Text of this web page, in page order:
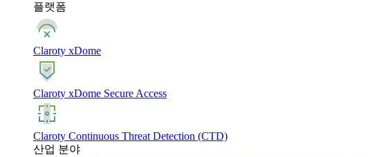
플랫폼
Claroty xDome
Claroty xDome Secure Access
Claroty Continuous Threat Detection (CTD)
산업 분야